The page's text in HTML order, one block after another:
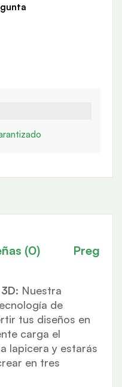
(0)
Nuestra
de
tus diseños en
carga el
lapicera y estarás
en tres